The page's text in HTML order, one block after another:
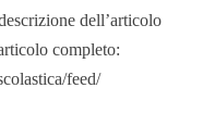
dell’articolo
completo:
feed/